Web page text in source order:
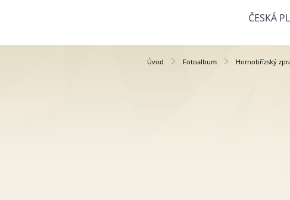
ČESKÁ
Úvod Fotoalbum Hornobřízský